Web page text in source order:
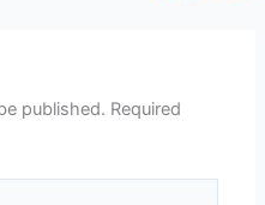
published. Required